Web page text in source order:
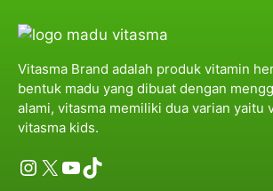
Vitasma Brand adalah produk vitamin
bentuk madu yang dibuat dengan
alami, vitasma memiliki dua varian yaitu
vitasma kids.
Instagram
X YouTube
TikTok